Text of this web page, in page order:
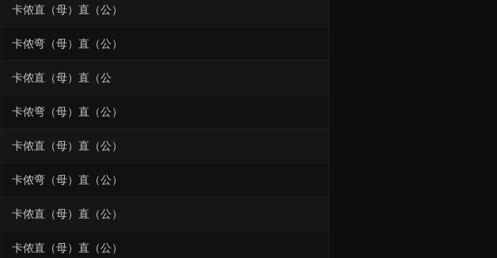
卡侬直（母）直（公）
卡侬弯（母）直（公）
卡侬直（母）直（公
卡侬弯（母）直（公）
卡侬直（母）直（公）
卡侬弯（母）直（公）
卡侬直（母）直（公）
卡侬直（母）直（公）